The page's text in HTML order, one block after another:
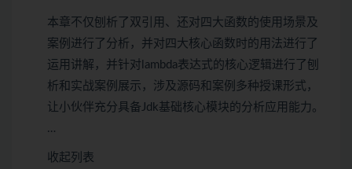
本章不仅刨析了双引用、还对四大函数的使用场景及
案例进行了分析，并对四大核心函数时的用法进行了
运用讲解，并针对lambda表达式的核心逻辑进行了刨
析和实战案例展示，涉及源码和案例多种授课形式，
让小伙伴充分具备Jdk基础核心模块的分析应用能力。
…
收起列表